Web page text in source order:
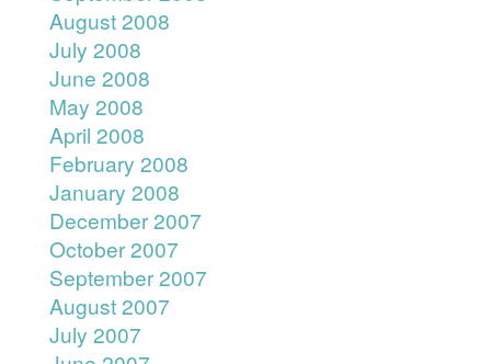
August 2008
July 2008
June 2008
May 2008
April 2008
February 2008
January 2008
December 2007
October 2007
September 2007
August 2007
July 2007